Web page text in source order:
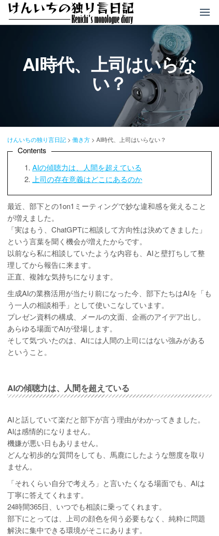
AI時代、上司はいらな
い？
けんいちの独り言日記 > 働き方 > AI時代、上司はいらない？
Contents
AIの傾聴力は、人間を超えている
上司の存在意義はどこにあるのか
最近、部下との1on1ミーティングで妙な違和感を覚えること
が増えました。
「実はもう、ChatGPTに相談して方向性は決めてきました」
という言葉を聞く機会が増えたからです。
以前なら私に相談していたような内容も、AIと壁打ちして整
理してから報告に来ます。
正直、複雑な気持ちになります。
生成AIの業務活用が当たり前になった今、部下たちはAIを「も
う一人の相談相手」として使いこなしています。
プレゼン資料の構成、メールの文面、企画のアイデア出し。
あらゆる場面でAIが登場します。
そして気づいたのは、AIには人間の上司にはない強みがある
ということ。
AIの傾聴力は、人間を超えている
AIと話していて楽だと部下が言う理由がわかってきました。
AIは感情的になりません。
機嫌が悪い日もありません。
どんな初歩的な質問をしても、馬鹿にしたような態度を取り
ません。
「それくらい自分で考えろ」と言いたくなる場面でも、AIは
丁寧に答えてくれます。
24時間365日、いつでも相談に乗ってくれます。
部下にとっては、上司の顔色を伺う必要もなく、純粋に問題
解決に集中できる環境がそこにあります。